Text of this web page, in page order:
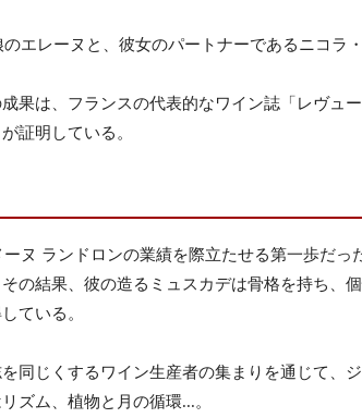
エレーヌと、彼女のパートナーであるニコラ
果は、フランスの代表的なワイン誌「レヴュ
証明している。
ヌ ランドロンの業績を際立たせる第一歩だっ
の結果、彼の造るミュスカデは骨格を持ち、個
ている。
同じくするワイン生産者の集まりを通じて、
ズム、植物と月の循環...。